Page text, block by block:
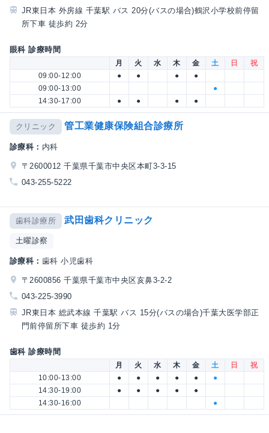
JR東日本 外房線 千葉駅 バス 20分(バスの場合)鶴沢小学校前停留
所下車 徒歩約 2分
眼科 診療時間
月 火 水 木 金 土 日
祝
09:00-12:00
● ● ●
●
09:00-13:00
●
14:30-17:00
● ● ● ●
クリニック 管工業健康保険組合診療所
診療科： 内科
〒2600012 千葉県千葉市中央区本町3-3-15
043-255-5222
歯科診療所 武田歯科クリニック
土曜診察
診療科： 歯科 小児歯科
〒2600856 千葉県千葉市中央区亥鼻3-2-2
043-225-3990
JR東日本 総武本線 千葉駅 バス 15分(バスの場合)千葉大医学部正
門前停留所下車 徒歩約 1分
歯科 診療時間
月 火 水 木 金 土 日
祝
10:00-13:00
● ● ● ● ●
●
14:30-19:00
● ● ● ●
●
14:30-16:00
●